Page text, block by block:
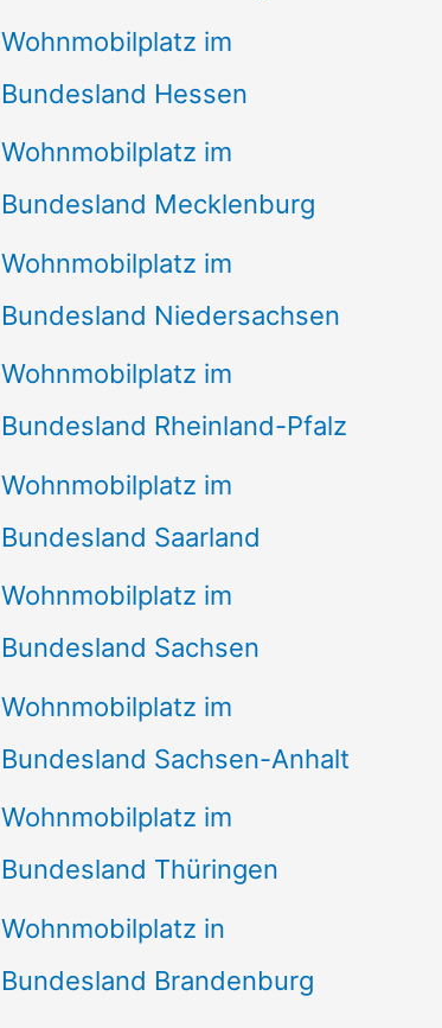
Wohnmobilplatz im
Bundesland Hessen
Wohnmobilplatz im
Bundesland Mecklenburg
Wohnmobilplatz im
Bundesland Niedersachsen
Wohnmobilplatz im
Bundesland Rheinland-Pfalz
Wohnmobilplatz im
Bundesland Saarland
Wohnmobilplatz im
Bundesland Sachsen
Wohnmobilplatz im
Bundesland Sachsen-Anhalt
Wohnmobilplatz im
Bundesland Thüringen
Wohnmobilplatz in
Bundesland Brandenburg